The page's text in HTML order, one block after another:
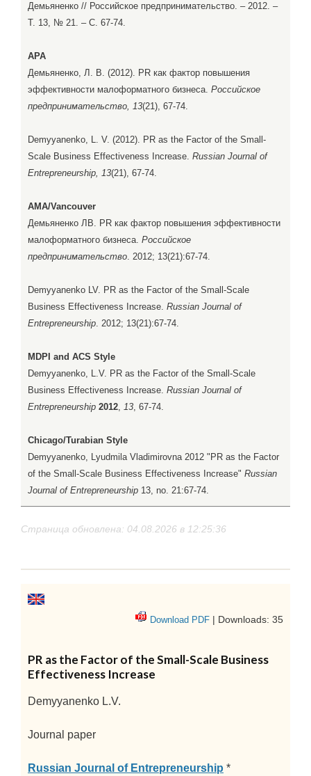
Демьяненко // Российское предпринимательство. – 2012. –
Т. 13, № 21. – С. 67-74.
APA
Демьяненко, Л. В. (2012). PR как фактор повышения
эффективности малоформатного бизнеса. Российское
предпринимательство, 13(21), 67-74.
Demyyanenko, L. V. (2012). PR as the Factor of the Small-
Scale Business Effectiveness Increase. Russian Journal of
Entrepreneurship, 13(21), 67-74.
AMA/Vancouver
Демьяненко ЛВ. PR как фактор повышения эффективности
малоформатного бизнеса. Российское
предпринимательство. 2012; 13(21):67-74.
Demyyanenko LV. PR as the Factor of the Small-Scale
Business Effectiveness Increase. Russian Journal of
Entrepreneurship. 2012; 13(21):67-74.
MDPI and ACS Style
Demyyanenko, L.V. PR as the Factor of the Small-Scale
Business Effectiveness Increase. Russian Journal of
Entrepreneurship 2012, 13, 67-74.
Chicago/Turabian Style
Demyyanenko, Lyudmila Vladimirovna 2012 "PR as the Factor
of the Small-Scale Business Effectiveness Increase" Russian
Journal of Entrepreneurship 13, no. 21:67-74.
Страница обновлена: 04.08.2026 в 12:25:36
Download PDF | Downloads: 35
PR as the Factor of the Small-Scale Business
Effectiveness Increase
Demyyanenko L.V.
Journal paper
Russian Journal of Entrepreneurship *